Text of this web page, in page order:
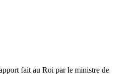
fait au Roi par le ministre de